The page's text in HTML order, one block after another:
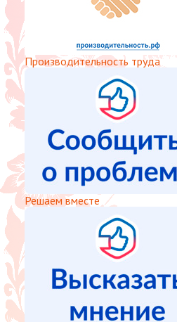
Производительность труда
Решаем вместе